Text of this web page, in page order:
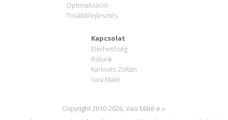
Optimalizáció
Továbbfejlesztés
Kapcsolat
Elérhetőség
Rólunk
Karlovits Zoltán
Vasi Máté
Copyright 2010-2026, Vasi Máté e.v.